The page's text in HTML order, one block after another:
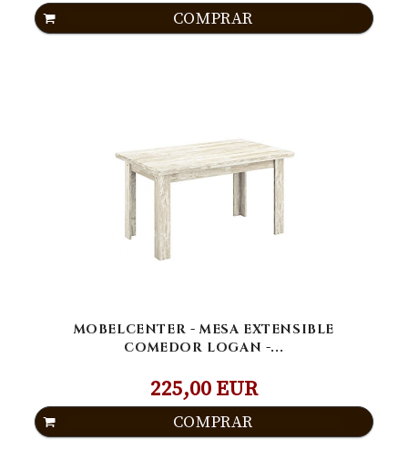
COMPRAR
MOBELCENTER - MESA EXTENSIBLE
COMEDOR LOGAN -...
225,00 EUR
COMPRAR